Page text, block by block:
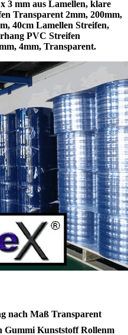
3 mm aus Lamellen, klare
Transparent 2mm, 200mm,
40cm Lamellen Streifen,
PVC Streifen
4mm, Transparent.
nach Maß Transparent
Gummi Kunststoff Rollenm